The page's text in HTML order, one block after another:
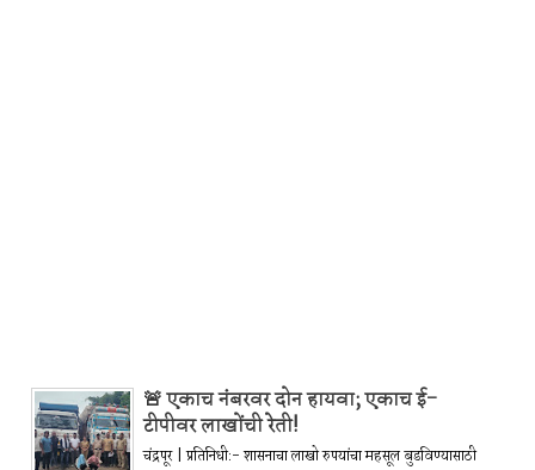
🚨 एकाच नंबरवर दोन हायवा; एकाच ई-
टीपीवर लाखोंची रेती!
चंद्रपूर | प्रतिनिधी:- शासनाचा लाखो रुपयांचा महसूल बुडविण्यासाठी